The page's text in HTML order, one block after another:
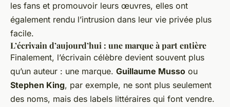
les fans et promouvoir leurs œuvres, elles ont
également rendu l’intrusion dans leur vie privée plus
facile.
L’écrivain d’aujourd’hui : une marque à part entière
Finalement, l’écrivain célèbre devient souvent plus
qu’un auteur : une marque. Guillaume Musso ou
Stephen King, par exemple, ne sont plus seulement
des noms, mais des labels littéraires qui font vendre.